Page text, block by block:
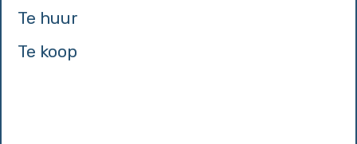
Te huur
Te koop